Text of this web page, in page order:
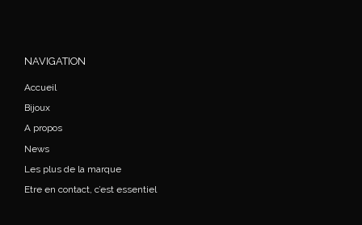
NAVIGATION
Accueil
Bijoux
A propos
News
Les plus de la marque
Etre en contact, c’est essentiel